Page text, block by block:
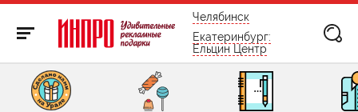
бесплатно по России
Челябинск
Екатеринбург:
Ельцин Центр